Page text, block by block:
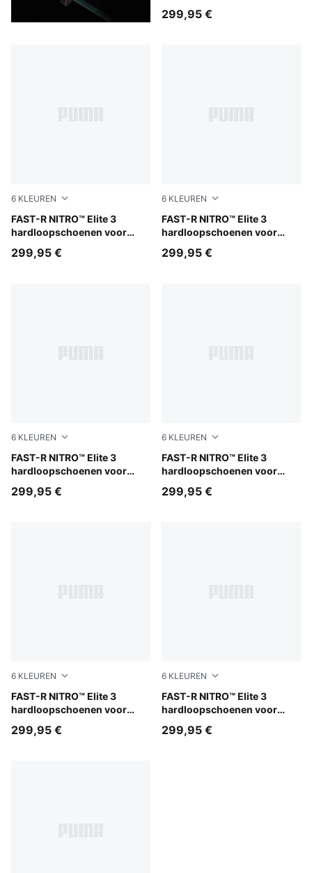
299,95 €
6 KLEUREN
FAST-R NITRO™ Elite 3
hardloopschoenen voor
Light Lavender-Inky Depths-Ultra Red
299,95 €
6 KLEUREN
FAST-R NITRO™ Elite 3
hardloopschoenen voor
PUMA White-Chambray Blue
299,95 €
6 KLEUREN
FAST-R NITRO™ Elite 3
hardloopschoenen voor
Ultra Red-Inky Depths
299,95 €
6 KLEUREN
FAST-R NITRO™ Elite 3
hardloopschoenen voor
PUMA White-Chambray Blue
299,95 €
6 KLEUREN
FAST-R NITRO™ Elite 3
hardloopschoenen voor
Ultra Red-Inky Depths-PUMA White
299,95 €
6 KLEUREN
FAST-R NITRO™ Elite 3
hardloopschoenen voor
Apple Spritz-Deep Plum
299,95 €